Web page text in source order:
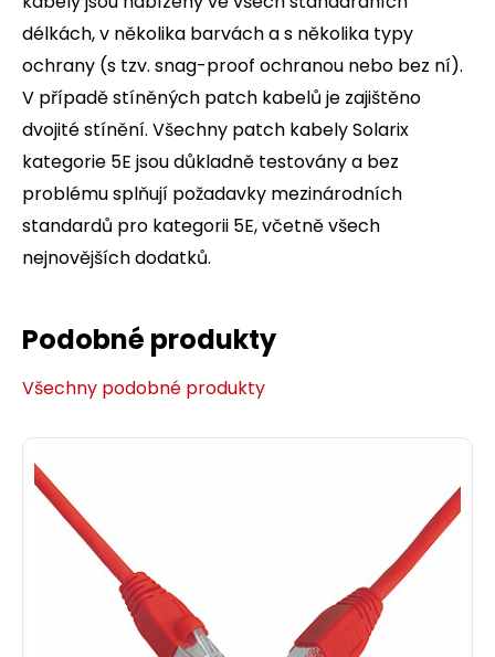
délkách, v několika barvách a s několika typy
ochrany (s tzv. snag-proof ochranou nebo bez ní).
V případě stíněných patch kabelů je zajištěno
dvojité stínění. Všechny patch kabely Solarix
kategorie 5E jsou důkladně testovány a bez
problému splňují požadavky mezinárodních
standardů pro kategorii 5E, včetně všech
nejnovějších dodatků.
Podobné produkty
Všechny podobné produkty